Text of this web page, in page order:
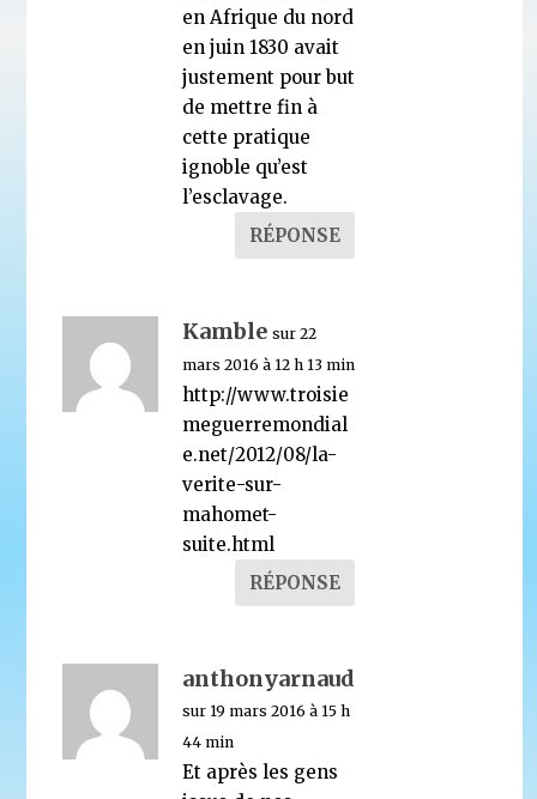
en Afrique du nord
en juin 1830 avait
justement pour but
de mettre fin à
cette pratique
ignoble qu’est
l’esclavage.
RÉPONSE
Kamble sur 22
mars 2016 à 12 h 13 min
http://www.troisie
meguerremondial
e.net/2012/08/la-
verite-sur-
mahomet-
suite.html
RÉPONSE
anthonyarnaud
sur 19 mars 2016 à 15 h
44 min
Et après les gens